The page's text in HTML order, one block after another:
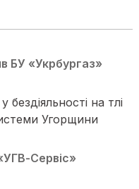
БУ «Укрбургаз»
на тлі
Угорщини
Сервіс»